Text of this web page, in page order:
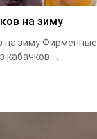
на зиму
на зиму Фирменные